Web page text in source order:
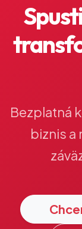
Bezplatná
biznis a